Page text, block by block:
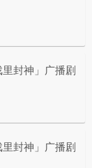
封神」广播剧
封神」广播剧